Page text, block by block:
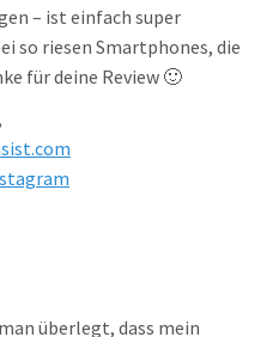
– ist einfach super
so riesen Smartphones, die
für deine Review 🙂
überlegt, dass mein